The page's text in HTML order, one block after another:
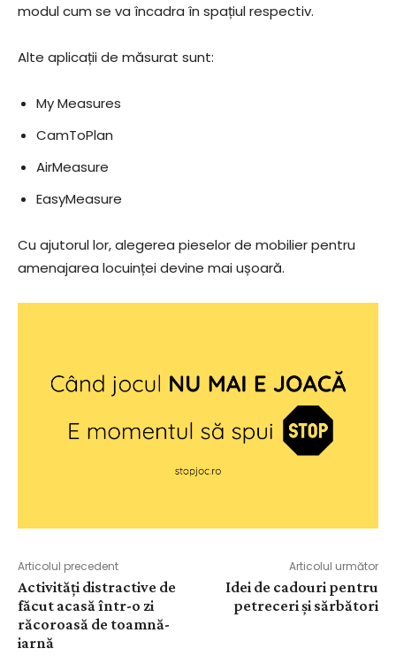
modul cum se va încadra în spațiul respectiv.
Alte aplicații de măsurat sunt:
My Measures
CamToPlan
AirMeasure
EasyMeasure
Cu ajutorul lor, alegerea pieselor de mobilier pentru
amenajarea locuinței devine mai ușoară.
Articolul precedent
Activități distractive de
făcut acasă într-o zi
răcoroasă de toamnă-
iarnă
Articolul următor
Idei de cadouri pentru
petreceri și sărbători